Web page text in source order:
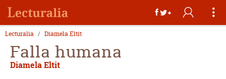
Lecturalia Diamela Eltit
Falla humana
Diamela Eltit